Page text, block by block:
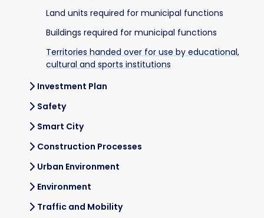
Land units required for municipal functions
Buildings required for municipal functions
Territories handed over for use by educational,
cultural and sports institutions
Investment Plan
Safety
Smart City
Construction Processes
Urban Environment
Environment
Traffic and Mobility